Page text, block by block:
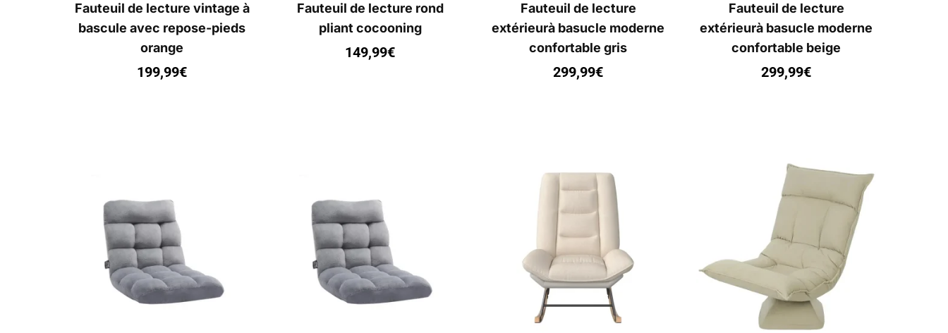
Fauteuil de lecture vintage à
bascule avec repose-pieds
orange
199,99€
Fauteuil de lecture rond
pliant cocooning
149,99€
Fauteuil de lecture
extérieurà basucle moderne
confortable gris
299,99€
Fauteuil de lecture
extérieurà basucle moderne
confortable beige
299,99€